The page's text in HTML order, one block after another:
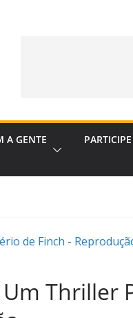
A GENTE PARTICIPE
Thriller